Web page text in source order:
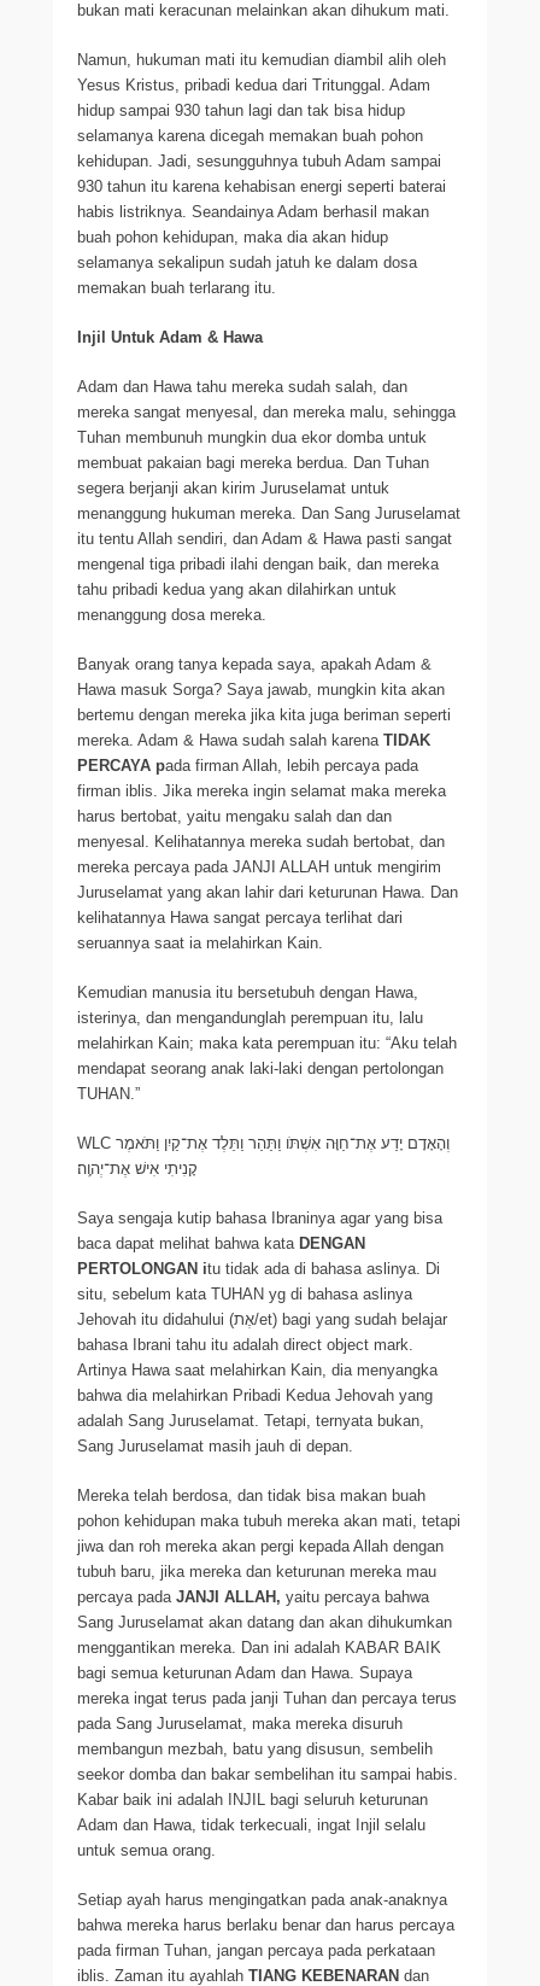
bukan mati keracunan melainkan akan dihukum mati.
Namun, hukuman mati itu kemudian diambil alih oleh
Yesus Kristus, pribadi kedua dari Tritunggal. Adam
hidup sampai 930 tahun lagi dan tak bisa hidup
selamanya karena dicegah memakan buah pohon
kehidupan. Jadi, sesungguhnya tubuh Adam sampai
930 tahun itu karena kehabisan energi seperti baterai
habis listriknya. Seandainya Adam berhasil makan
buah pohon kehidupan, maka dia akan hidup
selamanya sekalipun sudah jatuh ke dalam dosa
memakan buah terlarang itu.
Injil Untuk Adam & Hawa
Adam dan Hawa tahu mereka sudah salah, dan
mereka sangat menyesal, dan mereka malu, sehingga
Tuhan membunuh mungkin dua ekor domba untuk
membuat pakaian bagi mereka berdua. Dan Tuhan
segera berjanji akan kirim Juruselamat untuk
menanggung hukuman mereka. Dan Sang Juruselamat
itu tentu Allah sendiri, dan Adam & Hawa pasti sangat
mengenal tiga pribadi ilahi dengan baik, dan mereka
tahu pribadi kedua yang akan dilahirkan untuk
menanggung dosa mereka.
Banyak orang tanya kepada saya, apakah Adam &
Hawa masuk Sorga? Saya jawab, mungkin kita akan
bertemu dengan mereka jika kita juga beriman seperti
mereka. Adam & Hawa sudah salah karena TIDAK
PERCAYA pada firman Allah, lebih percaya pada
firman iblis. Jika mereka ingin selamat maka mereka
harus bertobat, yaitu mengaku salah dan dan
menyesal. Kelihatannya mereka sudah bertobat, dan
mereka percaya pada JANJI ALLAH untuk mengirim
Juruselamat yang akan lahir dari keturunan Hawa. Dan
kelihatannya Hawa sangat percaya terlihat dari
seruannya saat ia melahirkan Kain.
Kemudian manusia itu bersetubuh dengan Hawa,
isterinya, dan mengandunglah perempuan itu, lalu
melahirkan Kain; maka kata perempuan itu: “Aku telah
mendapat seorang anak laki-laki dengan pertolongan
TUHAN.”
WLC וְהָאָדָם יָדַע אֶת־חַוָּה אִשְׁתֹּו וַתַּהַר וַתֵּלֶד אֶת־קַיִן וַתֹּאמֶר
קָנִיתִי אִישׁ אֶת־יְהוָֽה׃
Saya sengaja kutip bahasa Ibraninya agar yang bisa
baca dapat melihat bahwa kata DENGAN
PERTOLONGAN itu tidak ada di bahasa aslinya. Di
situ, sebelum kata TUHAN yg di bahasa aslinya
Jehovah itu didahului (אֶת/et) bagi yang sudah belajar
bahasa Ibrani tahu itu adalah direct object mark.
Artinya Hawa saat melahirkan Kain, dia menyangka
bahwa dia melahirkan Pribadi Kedua Jehovah yang
adalah Sang Juruselamat. Tetapi, ternyata bukan,
Sang Juruselamat masih jauh di depan.
Mereka telah berdosa, dan tidak bisa makan buah
pohon kehidupan maka tubuh mereka akan mati, tetapi
jiwa dan roh mereka akan pergi kepada Allah dengan
tubuh baru, jika mereka dan keturunan mereka mau
percaya pada JANJI ALLAH, yaitu percaya bahwa
Sang Juruselamat akan datang dan akan dihukumkan
menggantikan mereka. Dan ini adalah KABAR BAIK
bagi semua keturunan Adam dan Hawa. Supaya
mereka ingat terus pada janji Tuhan dan percaya terus
pada Sang Juruselamat, maka mereka disuruh
membangun mezbah, batu yang disusun, sembelih
seekor domba dan bakar sembelihan itu sampai habis.
Kabar baik ini adalah INJIL bagi seluruh keturunan
Adam dan Hawa, tidak terkecuali, ingat Injil selalu
untuk semua orang.
Setiap ayah harus mengingatkan pada anak-anaknya
bahwa mereka harus berlaku benar dan harus percaya
pada firman Tuhan, jangan percaya pada perkataan
iblis. Zaman itu ayahlah TIANG KEBENARAN dan